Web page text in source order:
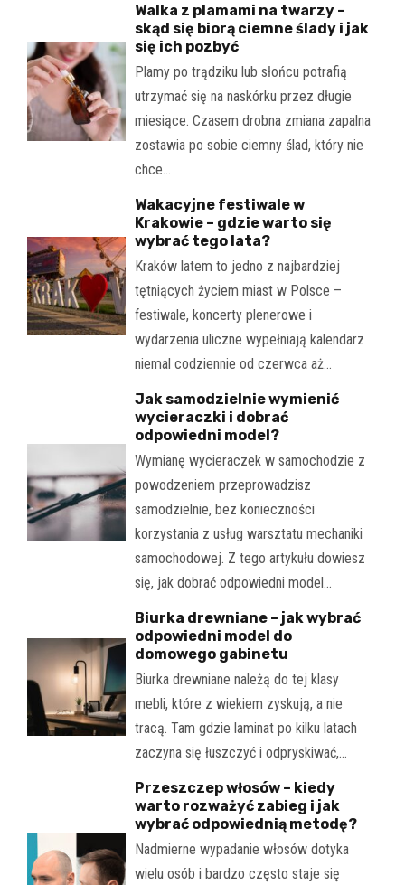
Walka z plamami na twarzy –
skąd się biorą ciemne ślady i jak
się ich pozbyć
Plamy po trądziku lub słońcu potrafią
utrzymać się na naskórku przez długie
miesiące. Czasem drobna zmiana zapalna
zostawia po sobie ciemny ślad, który nie
chce…
Wakacyjne festiwale w
Krakowie – gdzie warto się
wybrać tego lata?
Kraków latem to jedno z najbardziej
tętniących życiem miast w Polsce –
festiwale, koncerty plenerowe i
wydarzenia uliczne wypełniają kalendarz
niemal codziennie od czerwca aż…
Jak samodzielnie wymienić
wycieraczki i dobrać
odpowiedni model?
Wymianę wycieraczek w samochodzie z
powodzeniem przeprowadzisz
samodzielnie, bez konieczności
korzystania z usług warsztatu mechaniki
samochodowej. Z tego artykułu dowiesz
się, jak dobrać odpowiedni model…
Biurka drewniane – jak wybrać
odpowiedni model do
domowego gabinetu
Biurka drewniane należą do tej klasy
mebli, które z wiekiem zyskują, a nie
tracą. Tam gdzie laminat po kilku latach
zaczyna się łuszczyć i odpryskiwać,…
Przeszczep włosów – kiedy
warto rozważyć zabieg i jak
wybrać odpowiednią metodę?
Nadmierne wypadanie włosów dotyka
wielu osób i bardzo często staje się